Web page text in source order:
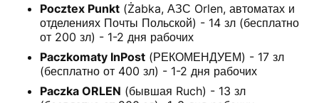
Pocztex Punkt (Żabka, АЗС Orlen, автоматах и
отделениях Почты Польской) - 14 зл (бесплатно
от 200 зл) - 1-2 дня рабочих
Paczkomaty InPost (РЕКОМЕНДУЕМ) - 17 зл
(бесплатно от 400 зл) - 1-2 дня рабочих
Paczka ORLEN (бывшая Ruch) - 13 зл